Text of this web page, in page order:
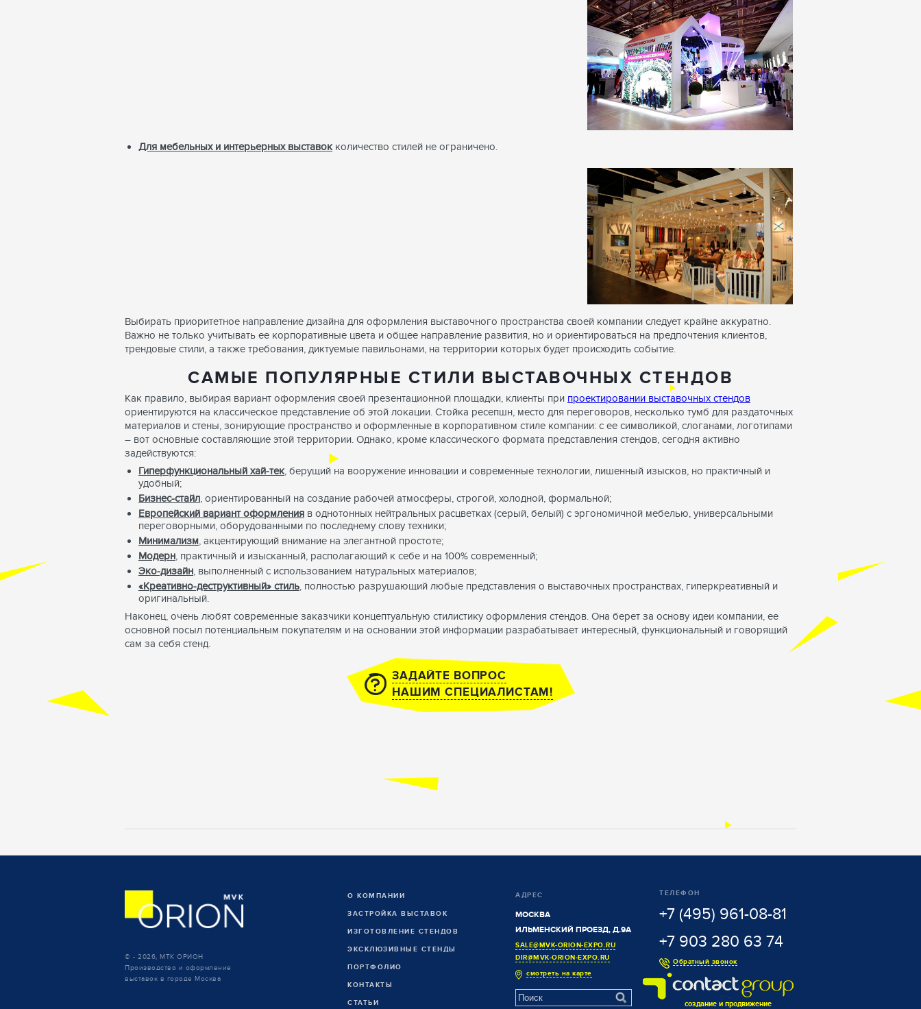
Для мебельных и интерьерных выставокколичество стилей не ограничено.
Выбирать приоритетное направление дизайна для оформления выставочного пространства своей компании следует крайне аккуратно.
Важно не только учитывать ее корпоративные цвета и общее направление развития, но и ориентироваться на предпочтения клиентов,
трендовые стили, а также требования, диктуемые павильонами, на территории которых будет происходить событие.
САМЫЕ ПОПУЛЯРНЫЕ СТИЛИ ВЫСТАВОЧНЫХ СТЕНДОВ
Как правило, выбирая вариант оформления своей презентационной площадки, клиенты при проектировании выставочных стендов
ориентируются на классическое представление об этой локации. Стойка ресепшн, место для переговоров, несколько тумб для раздаточных
материалов и стены, зонирующие пространство и оформленные в корпоративном стиле компании: с ее символикой, слоганами, логотипами
– вот основные составляющие этой территории. Однако, кроме классического формата представления стендов, сегодня активно
задействуются:
Гиперфункциональный хай-тек, берущий на вооружение инновации и современные технологии, лишенный изысков, но практичный и
удобный;
Бизнес-стайл, ориентированный на создание рабочей атмосферы, строгой, холодной, формальной;
Европейский вариант оформления в однотонных нейтральных расцветках (серый, белый) с эргономичной мебелью, универсальными
переговорными, оборудованными по последнему слову техники;
Минимализм, акцентирующий внимание на элегантной простоте;
Модерн, практичный и изысканный, располагающий к себе и на 100% современный;
Эко-дизайн, выполненный с использованием натуральных материалов;
«Креативно-деструктивный» стиль, полностью разрушающий любые представления о выставочных пространствах, гиперкреативный и
оригинальный.
Наконец, очень любят современные заказчики концептуальную стилистику оформления стендов. Она берет за основу идеи компании, ее
основной посыл потенциальным покупателям и на основании этой информации разрабатывает интересный, функциональный и говорящий
сам за себя стенд.
ЗАДАЙТЕ ВОПРОС
НАШИМ СПЕЦИАЛИСТАМ!
© - 2026, МТК ОРИОН
Производство и оформление
выставок в городе Москва
О КОМПАНИИ
ЗАСТРОЙКА ВЫСТАВОК
ИЗГОТОВЛЕНИЕ СТЕНДОВ
ЭКСКЛЮЗИВНЫЕ СТЕНДЫ
ПОРТФОЛИО
КОНТАКТЫ
СТАТЬИ
АДРЕС
МОСКВА
ИЛЬМЕНСКИЙ ПРОЕЗД, Д.9А
SALE@MVK-ORION-EXPO.RU
DIR@MVK-ORION-EXPO.RU
смотреть на карте
ТЕЛЕФОН
+7 (495) 961-08-81
+7 903 280 63 74
Обратный звонок
создание и продвижение